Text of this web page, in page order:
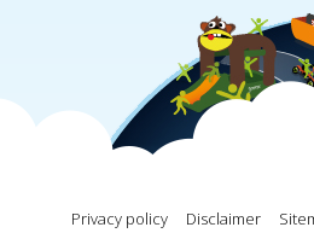
Privacy policy Disclaimer